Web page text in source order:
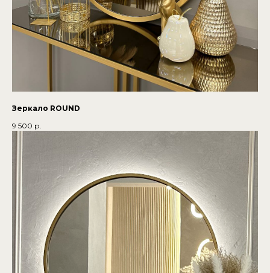
Зеркало ROUND
9 500 р.